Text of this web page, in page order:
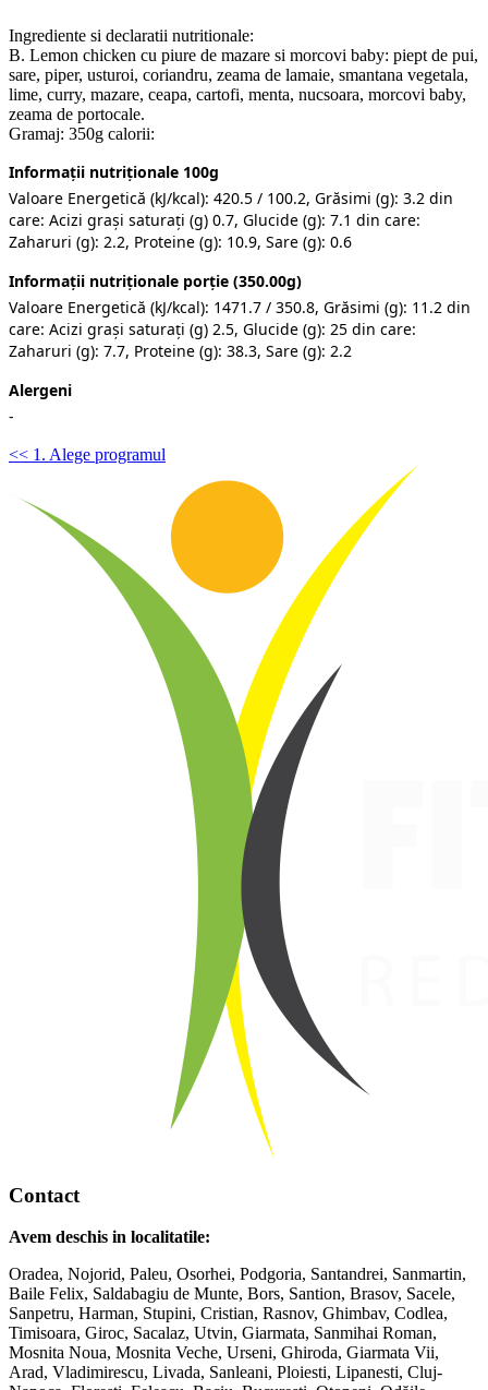
Ingrediente si declaratii nutritionale:
B. Lemon chicken cu piure de mazare si morcovi baby: piept de pui,
sare, piper, usturoi, coriandru, zeama de lamaie, smantana vegetala,
lime, curry, mazare, ceapa, cartofi, menta, nucsoara, morcovi baby,
zeama de portocale.
Gramaj: 350g calorii:
Informații nutriționale 100g
Valoare Energetică (kJ/kcal): 420.5 / 100.2, Grăsimi (g): 3.2 din
care: Acizi grași saturați (g) 0.7, Glucide (g): 7.1 din care:
Zaharuri (g): 2.2, Proteine (g): 10.9, Sare (g): 0.6
Informații nutriționale porție (350.00g)
Valoare Energetică (kJ/kcal): 1471.7 / 350.8, Grăsimi (g): 11.2 din
care: Acizi grași saturați (g) 2.5, Glucide (g): 25 din care:
Zaharuri (g): 7.7, Proteine (g): 38.3, Sare (g): 2.2
Alergeni
-
<< 1. Alege programul
Contact
Avem deschis in localitatile:
Oradea, Nojorid, Paleu, Osorhei, Podgoria, Santandrei, Sanmartin,
Baile Felix, Saldabagiu de Munte, Bors, Santion, Brasov, Sacele,
Sanpetru, Harman, Stupini, Cristian, Rasnov, Ghimbav, Codlea,
Timisoara, Giroc, Sacalaz, Utvin, Giarmata, Sanmihai Roman,
Mosnita Noua, Mosnita Veche, Urseni, Ghiroda, Giarmata Vii,
Arad, Vladimirescu, Livada, Sanleani, Ploiesti, Lipanesti, Cluj-